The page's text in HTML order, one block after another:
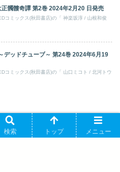
正髑髏奇譚 第2巻 2024年2月20 日発売
クス(秋田書店)の「 神楽坂淳 / 山根和俊
デッドチューブ～ 第24巻 2024年6月19
ス(秋田書店)の「 山口ミコト / 北河トウ
検索 トップ メニュー